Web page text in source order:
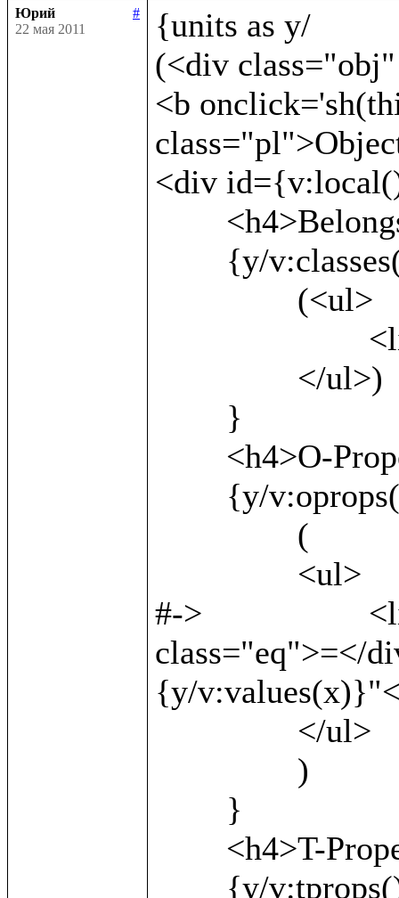
Юрий
#
22 мая 2011
{units as y/
(<div
<b
<div
#->			<li><b>{v:local()}</b> <div
class="eq">=</
{y/